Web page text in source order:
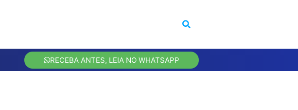
RECEBA ANTES, LEIA NO WHATSAPP